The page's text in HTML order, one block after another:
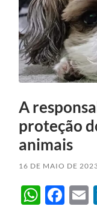
A
proteção
animais
16 DE MAIO DE